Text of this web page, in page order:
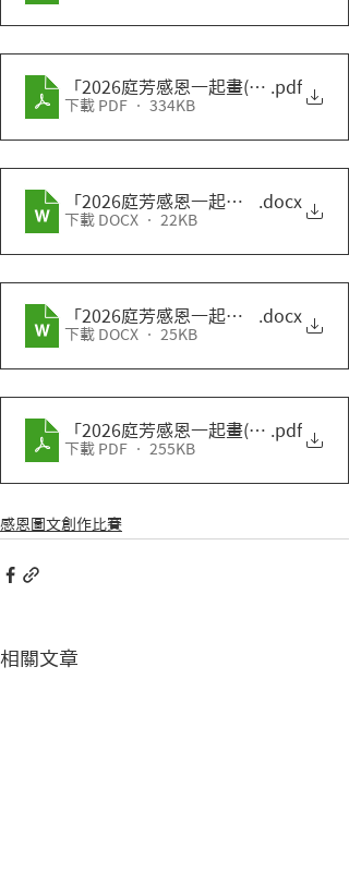
「2026庭芳感恩一起畫(話)出來」
.pdf
下載 PDF • 334KB
「2026庭芳感恩一起畫(話)出來」
.docx
下載 DOCX • 22KB
「2026庭芳感恩一起畫(話)出來」
.docx
下載 DOCX • 25KB
「2026庭芳感恩一起畫(話)出來」
.pdf
下載 PDF • 255KB
感恩圖文創作比賽
相關文章